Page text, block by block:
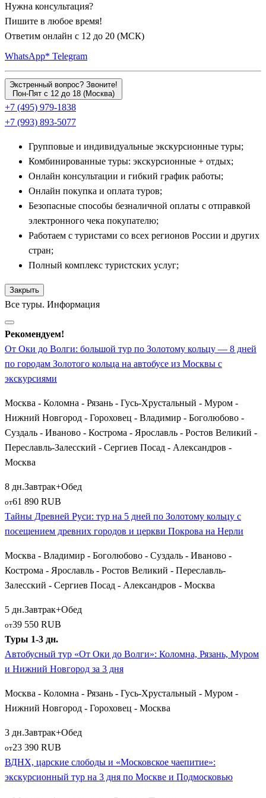
храмом Суздальской земли.
Важнейшей вехой любого путешествия становится
величественныйВладимир
легендарные Золотые ворота, парадный Успенский собор с
фресками Андрея Рублева и резной Дмитриевский собор.
Исторические поездки во Владимир практически всегда
совмещают с визитом в соседнее
резиденция князя Андрея Боголюбского, и к всемирно
известному храму Покрова на Нерли, изящно стоящему
посреди заливного луга.
Очарование малых городов: Переславль-
Залесский, Иваново и Александров
На берегу живописного Плещеева озера раскинулся
Переславль-Залесский
Невского. Экскурсии по городу включают посещение
древнейшего Спасо-Преображенского собора, Никитского
монастыря и забавных частных музеев (например, Музея
«Ботик Петра I», где зарождался первый российский флот.
Совершенно иной характер демонстрирует индустриальный и
текстильный центр —Иваново. Этот город интересен
туристам памятниками архитектуры эпохи конструктивизма,
старинными усадьбами иваново-вознесенских фабрикантов и
уникальным Музеем ситца. Отсюда также удобно
отправляться на экскурсии в живописный приволжский
городокПлёс(илиПлес), прославленный великим
художником Исааком Левитаном, или в текстильный край
Любителям тайн и дворцовых интриг стоит выбрать туры,
включающие старинныйАлександров . В местной
Александровской слободе на протяжении нескольких
государства при Иване Грозном. Сохранившийся до наших
дней дворцово-храмовый комплекс овеян множеством мифов
и легенд эпохи опричнины.
Маршруты по Оке и расширение географии:
Муром, Коломна и Рязань
Многие экскурсионные путевки охватывают южное и
восточное направления от столицы, следуя вдоль течения
Оки. Главным пунктом здесь выступает былинныйМуром
родина святого богатыря Ильи Муромца и покровителей
поклонения святыням Спасо-Преображенского и Троицкого
монастырей, а также ради великолепных видов на Оку с
Окского парка.
Нужна консультация?
Пишите в любое время!
Ответим онлайн с 12 до 20 (МСК)
WhatsApp* Telegram
Экстренный вопрос? Звоните!
Пон-Пят с 12 до 18 (Москва)
+7 (495) 979-1838
+7 (993) 893-5077
Групповые и индивидуальные экскурсионные туры;
Комбинированные туры: экскурсионные + отдых;
Онлайн консультации и гибкий график работы;
Онлайн покупка и оплата туров;
Безопасные способы безналичной оплаты с отправкой
электронного чека покупателю;
Работаем с туристами со всех регионов России и других
стран;
Полный комплекс туристских услуг;
Закрыть
Все туры. Информация
Рекомендуем!
От Оки до Волги: большой тур по Золотому кольцу — 8 дней
по городам Золотого кольца на автобусе из Москвы с
экскурсиями
Москва - Коломна - Рязань - Гусь-Хрустальный - Муром -
Нижний Новгород - Гороховец - Владимир - Боголюбово -
Суздаль - Иваново - Кострома - Ярославль - Ростов Великий -
Переславль-Залесский - Сергиев Посад - Александров -
Москва
8 дн.Завтрак+Обед
от61 890 RUB
Тайны Древней Руси: тур на 5 дней по Золотому кольцу с
посещением древних городов и церкви Покрова на Нерли
Москва - Владимир - Боголюбово - Суздаль - Иваново -
Кострома - Ярославль - Ростов Великий - Переславль-
Залесский - Сергиев Посад - Александров - Москва
5 дн.Завтрак+Обед
от39 550 RUB
Туры 1-3 дн.
Автобусный тур «От Оки до Волги»: Коломна, Рязань, Муром
и Нижний Новгород за 3 дня
Москва - Коломна - Рязань - Гусь-Хрустальный - Муром -
Нижний Новгород - Гороховец - Москва
3 дн.Завтрак+Обед
от23 390 RUB
ВДНХ, царские слободы и «Московское чаепитие»:
экскурсионный тур на 3 дня по Москве и Подмосковью